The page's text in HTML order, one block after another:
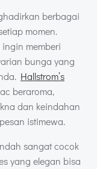
berbagai
momen.
memberi
bunga yang
Hallstrom’s
beraroma,
dan keindahan
istimewa.
sangat cocok
yang elegan bisa